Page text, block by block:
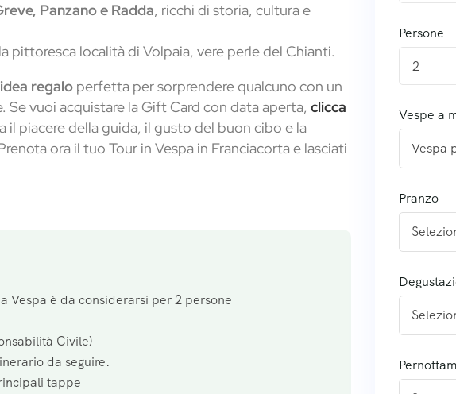
Panzano e Radda, ricchi di storia, cultura e
pittoresca località di Volpaia, vere perle del Chianti.
idea regalo perfetta per sorprendere qualcuno con un
vuoi acquistare la Gift Card con data aperta, clicca
il piacere della guida, il gusto del buon cibo e la
ora il tuo Tour in Vespa in Franciacorta e lasciati
Vespa è da considerarsi per 2 persone
Civile)
da seguire.
tappe
Persone
2
Vespe a
Pranzo